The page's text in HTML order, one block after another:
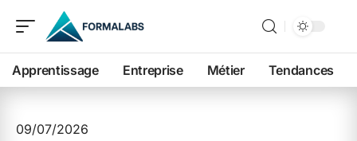
Apprentissage Entreprise Métier Tendances
09/07/2026